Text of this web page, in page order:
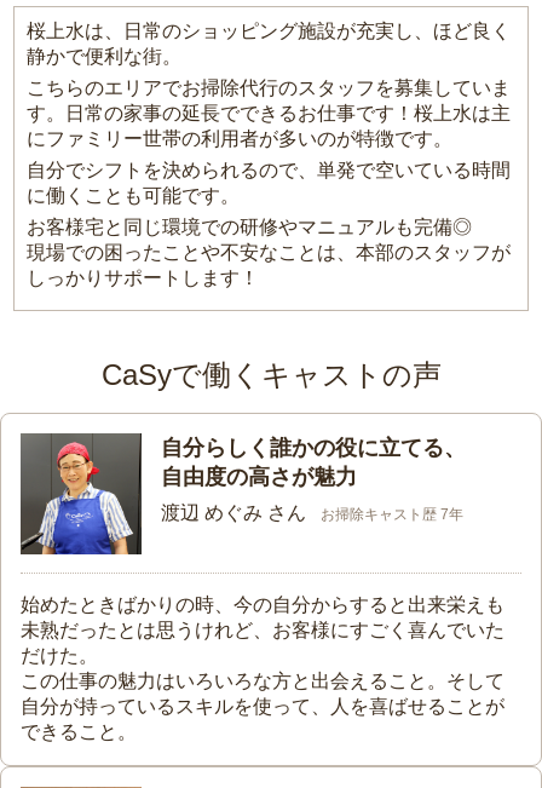
桜上水は、日常のショッピング施設が充実し、ほど良く
静かで便利な街。
こちらのエリアでお掃除代行のスタッフを募集していま
す。日常の家事の延長でできるお仕事です！桜上水は主
にファミリー世帯の利用者が多いのが特徴です。
自分でシフトを決められるので、単発で空いている時間
に働くことも可能です。
お客様宅と同じ環境での研修やマニュアルも完備◎
現場での困ったことや不安なことは、本部のスタッフが
しっかりサポートします！
CaSyで働くキャストの声
自分らしく誰かの役に立てる、
自由度の高さが魅力
渡辺 めぐみ さん お掃除キャスト歴 7年
始めたときばかりの時、今の自分からすると出来栄えも
未熟だったとは思うけれど、お客様にすごく喜んでいた
だけた。
この仕事の魅力はいろいろな方と出会えること。そして
自分が持っているスキルを使って、人を喜ばせることが
できること。